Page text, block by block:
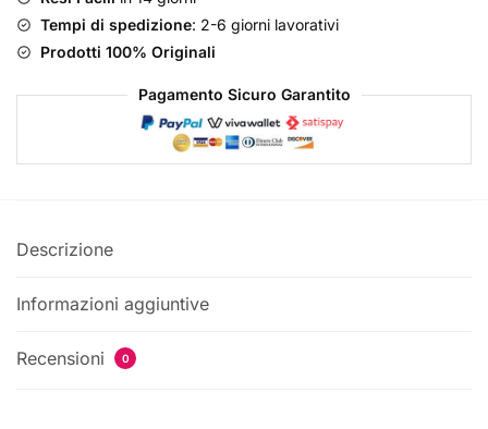
Fragili
quantità
Tempi di spedizione: 2-6 giorni lavorativi
Prodotti 100% Originali
Pagamento Sicuro Garantito
Descrizione
Informazioni aggiuntive
Recensioni 0